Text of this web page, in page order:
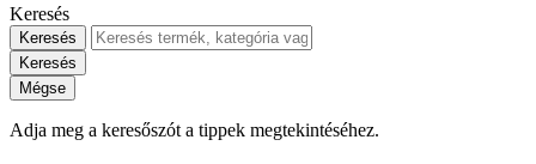
Keresés
Keresés
Keresés
Mégse
Adja meg a keresőszót a tippek megtekintéséhez.